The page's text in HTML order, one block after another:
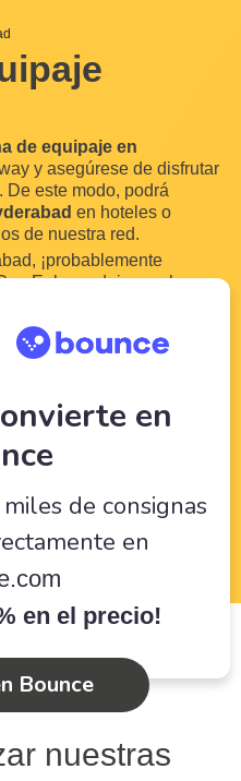
de equipaje en
y asegúrese de disfrutar
este modo, podrá
en hoteles o
de nuestra red.
¡probablemente
Eelway, deja que los
Nuestro servicio está
y ...Leer más
en
de consignas
en
en el precio!
Bounce
nuestras